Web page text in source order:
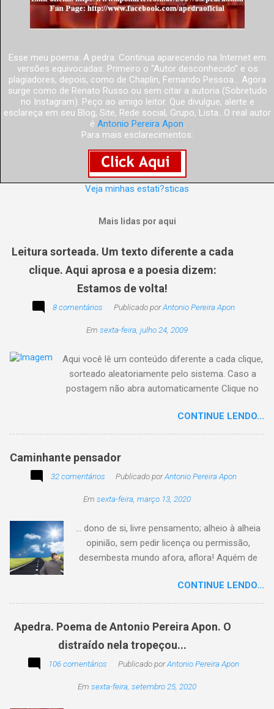
Esse meu poema: A pedra. Continua aparecendo na Internet em
versões equivocadas: Primeiro o “Autor desconhecido” e os
plagiadores, depois, como de Chaplin, Fernando Pessoa... Agora
surge como de Renato Russo ou sem citar a autoria (Sobretudo
no Instagram). Peço ao amigo leitor. Que divulgue, alerte e
esclareça em seu Blog, Site, Rede social, Grupo, Lista...O real autor
é Antonio Pereira Apon.
Para mais esclarecimentos:
Veja minhas estati?sticas
Mais lidas por aqui
Leitura sorteada. Um texto diferente a cada
clique. Aqui aprosa e a poesia dizem:
Estamos de volta!
8 comentários Publicado porAntonio Pereira Apon
Em sexta-feira, julho 24, 2009
Aqui você lê um conteúdo diferente a cada clique,
sorteado aleatoriamente pelo sistema. Caso a
postagem não abra automaticamente Clique no
CONTINUE LENDO...
Caminhante pensador
32 comentários Publicado porAntonio Pereira Apon
Em sexta-feira, março 13, 2020
... dono de si, livre pensamento; alheio à alheia
opinião, sem pedir licença ou permissão,
desembesta mundo afora, aflora! Aquém de
sem pitaco, intromissão... Antonio Pereira
Apon. No blog Filosofando na vida , a
uma frase, verso,
poesia, pensamento, mensagem… Sobre uma
imagem postada a cada quinzena. Acima, a
participação na segunda edição dessa
CONTINUE LENDO...
Apedra. Poema de Antonio Pereira Apon. O
distraído nela tropeçou...
106 comentários Publicado porAntonio Pereira Apon
Em sexta-feira, setembro 25, 2020